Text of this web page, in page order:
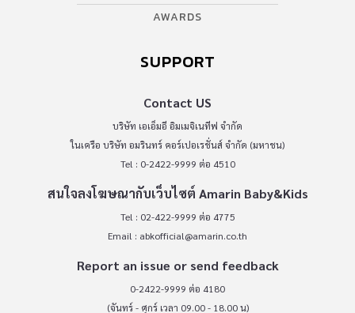
AWARDS
SUPPORT
Contact US
บริษัท เอเอ็มอี อิมเมจิเนทีฟ จำกัด
ในเครือ บริษัท อมรินทร์ คอร์เปอเรชั่นส์ จำกัด (มหาชน)
Tel : 0-2422-9999 ต่อ 4510
สนใจลงโฆษณากับเว็บไซต์ Amarin Baby&Kids
Tel : 02-422-9999 ต่อ 4775
Email : abkofficial@amarin.co.th
Report an issue or send feedback
0-2422-9999 ต่อ 4180
(จันทร์ - ศุกร์ เวลา 09.00 - 18.00 น)